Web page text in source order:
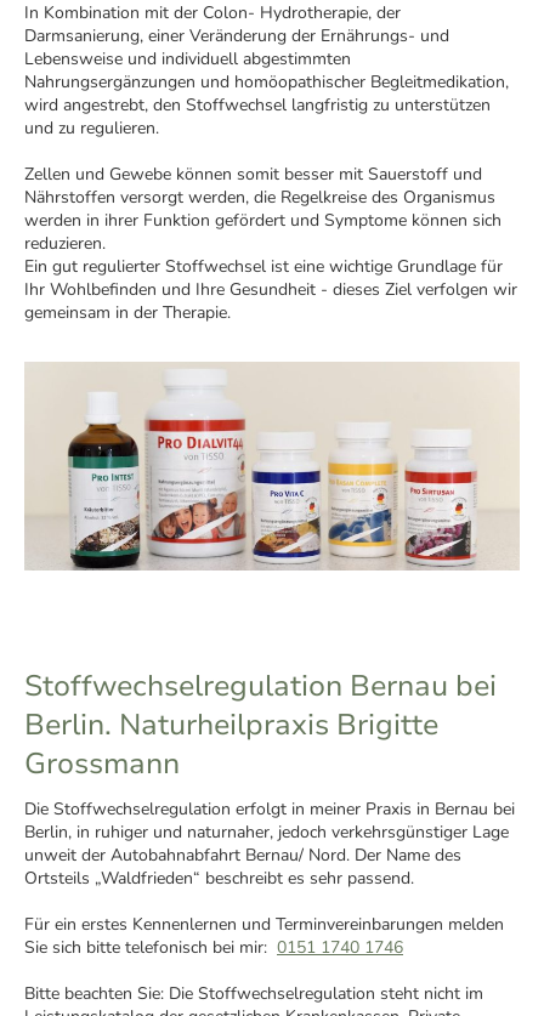
In Kombination mit der Colon- Hydrotherapie, der
Darmsanierung, einer Veränderung der Ernährungs- und
Lebensweise und individuell abgestimmten
Nahrungsergänzungen und homöopathischer Begleitmedikation,
wird angestrebt, den Stoffwechsel langfristig zu unterstützen
und zu regulieren.
Zellen und Gewebe können somit besser mit Sauerstoff und
Nährstoffen versorgt werden, die Regelkreise des Organismus
werden in ihrer Funktion gefördert und Symptome können sich
reduzieren.
Ein gut regulierter Stoffwechsel ist eine wichtige Grundlage für
Ihr Wohlbefinden und Ihre Gesundheit - dieses Ziel verfolgen wir
gemeinsam in der Therapie.
Stoffwechselregulation Bernau bei
Berlin. Naturheilpraxis Brigitte
Grossmann
Die Stoffwechselregulation erfolgt in meiner Praxis in Bernau bei
Berlin, in ruhiger und naturnaher, jedoch verkehrsgünstiger Lage
unweit der Autobahnabfahrt Bernau/ Nord. Der Name des
Ortsteils „Waldfrieden“ beschreibt es sehr passend.
Für ein erstes Kennenlernen und Terminvereinbarungen melden
Sie sich bitte telefonisch bei mir: 0151 1740 1746
Bitte beachten Sie: Die Stoffwechselregulation steht nicht im